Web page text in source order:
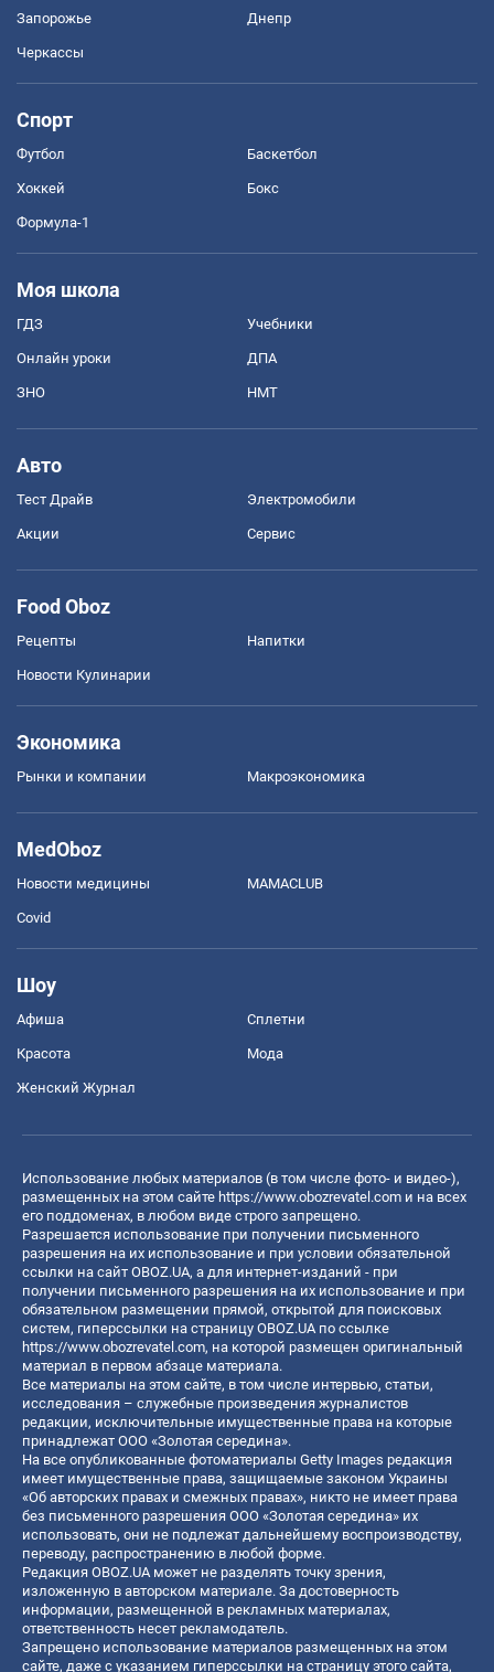
Запорожье Днепр
Черкассы
Спорт
Футбол Баскетбол
Хоккей Бокс
Формула-1
Моя школа
ГДЗ Учебники
Онлайн уроки ДПА
ЗНО НМТ
Авто
Тест Драйв Электромобили
Акции Сервис
Food Oboz
Рецепты Напитки
Новости Кулинарии
Экономика
Рынки и компании Mакроэкономика
MedOboz
Новости медицины MAMACLUB
Covid
Шоу
Афиша Сплетни
Красота Мода
Женский Журнал
Использование любых материалов (в том числе фото- и видео-),
размещенных на этом сайте https://www.obozrevatel.com и на всех
его поддоменах, в любом виде строго запрещено.
Разрешается использование при получении письменного
разрешения на их использование и при условии обязательной
ссылки на сайт OBOZ.UA, а для интернет-изданий - при
получении письменного разрешения на их использование и при
обязательном размещении прямой, открытой для поисковых
систем, гиперссылки на страницу OBOZ.UA по ссылке
https://www.obozrevatel.com, на которой размещен оригинальный
материал в первом абзаце материала.
Все материалы на этом сайте, в том числе интервью, статьи,
исследования – служебные произведения журналистов
редакции, исключительные имущественные права на которые
принадлежат ООО «Золотая середина».
На все опубликованные фотоматериалы Getty Images редакция
имеет имущественные права, защищаемые законом Украины
«Об авторских правах и смежных правах», никто не имеет права
без письменного разрешения ООО «Золотая середина» их
использовать, они не подлежат дальнейшему воспроизводству,
переводу, распространению в любой форме.
Редакция OBOZ.UA может не разделять точку зрения,
изложенную в авторском материале. За достоверность
информации, размещенной в рекламных материалах,
ответственность несет рекламодатель.
Запрещено использование материалов размещенных на этом
сайте, даже с указанием гиперссылки на страницу этого сайта,